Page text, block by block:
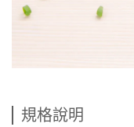
規格說明